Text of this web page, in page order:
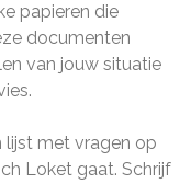
papieren die
documenten
van jouw situatie
lijst met vragen op
Loket gaat. Schrijf